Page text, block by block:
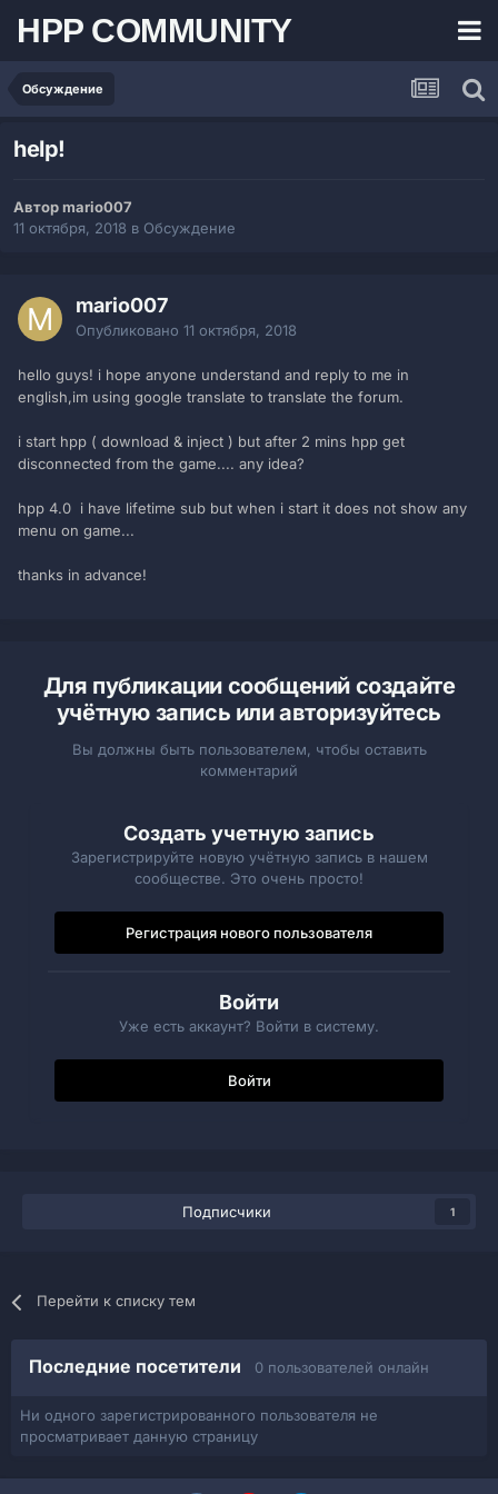
HPP COMMUNITY
Обсуждение
help!
Автор mario007
11 октября, 2018 в Обсуждение
mario007
Опубликовано 11 октября, 2018
hello guys! i hope anyone understand and reply to me in
english,im using google translate to translate the forum.
i start hpp ( download & inject ) but after 2 mins hpp get
disconnected from the game.... any idea?
hpp 4.0 i have lifetime sub but when i start it does not show any
menu on game...
thanks in advance!
Для публикации сообщений создайте
учётную запись или авторизуйтесь
Вы должны быть пользователем, чтобы оставить
комментарий
Создать учетную запись
Зарегистрируйте новую учётную запись в нашем
сообществе. Это очень просто!
Регистрация нового пользователя
Войти
Уже есть аккаунт? Войти в систему.
Войти
Подписчики 1
Перейти к списку тем
Последние посетители 0 пользователей онлайн
Ни одного зарегистрированного пользователя не
просматривает данную страницу